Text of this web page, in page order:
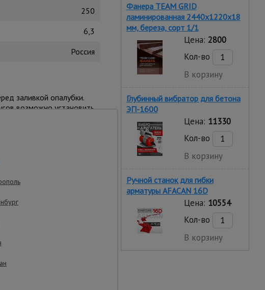
250
6,3
Россия
заливкой опалубки.
возможно установить
Для установки на
в любую погоду
входящие в состав изделия,
и агрессивным средам.
Фанера TEAM GRID
ламинированная 2440х1220х18
мм, береза, сорт 1/1
Цена: 2800
Кол-во
В корзину
Глубинный вибратор для бетона
ЭП-1600
Цена: 11330
Кол-во
В корзину
Ручной станок для гибки
арматуры AFACAN 16D
Цена: 10554
Кол-во
В корзину